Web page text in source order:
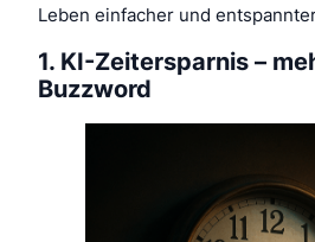
Leben einfacher und
1. KI-Zeitersparnis –
Buzzword